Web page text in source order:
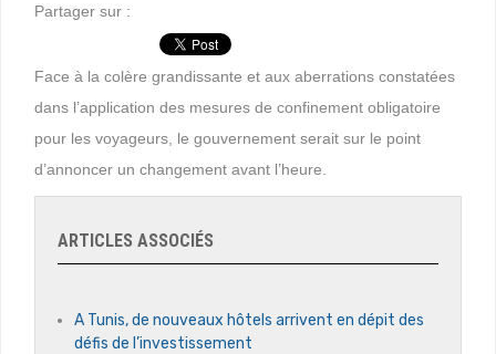
Partager sur :
Face à la colère grandissante et aux aberrations constatées
dans l’application des mesures de confinement obligatoire
pour les voyageurs, le gouvernement serait sur le point
d’annoncer un changement avant l’heure.
ARTICLES ASSOCIÉS
A Tunis, de nouveaux hôtels arrivent en dépit des
défis de l’investissement